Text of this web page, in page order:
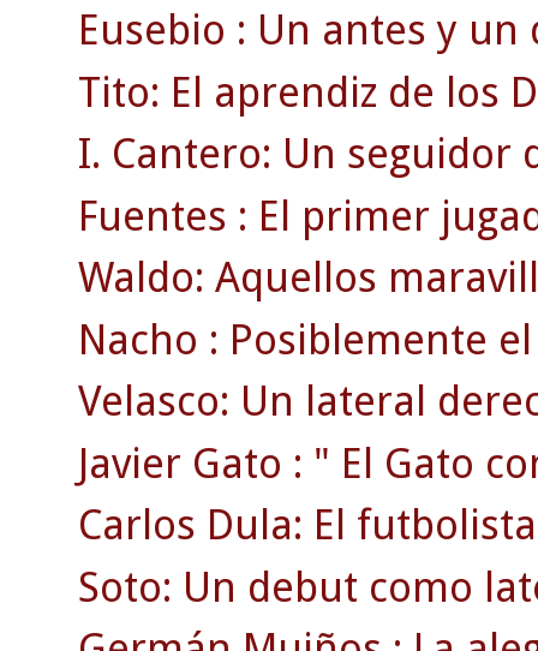
Eusebio : Un antes y un
Tito: El aprendiz de los
I. Cantero: Un seguidor
Fuentes : El primer
Waldo: Aquellos
Nacho : Posiblemente
Velasco: Un lateral
Javier Gato : " El Gato
Carlos Dula: El
Soto: Un debut como